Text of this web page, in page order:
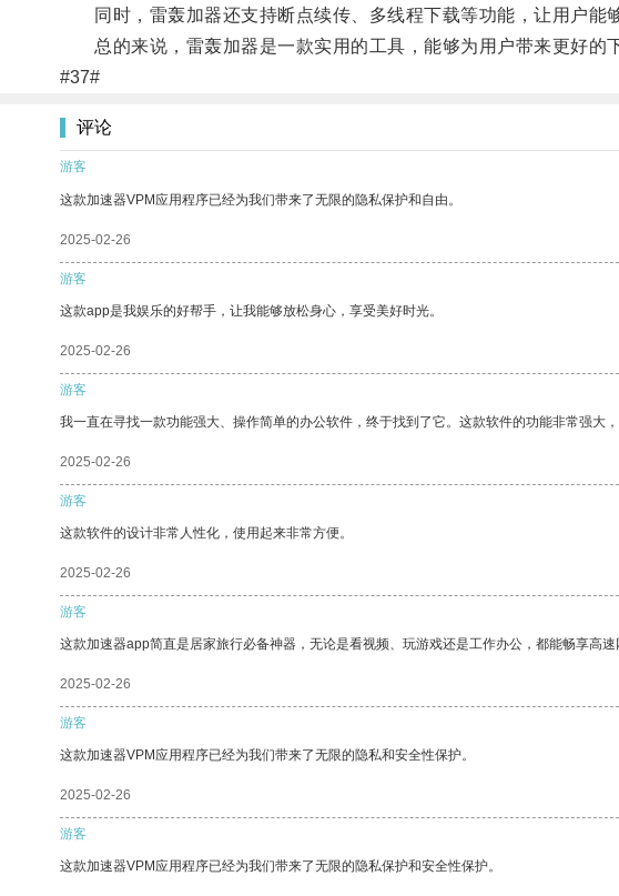
同时，雷轰加器还支持断点续传、多线程下载等功能，让用户能
总的来说，雷轰加器是一款实用的工具，能够为用户带来更好的下
#37#
评论
游客
这款加速器VPM应用程序已经为我们带来了无限的隐私保护和自由。
2025-02-26
游客
这款app是我娱乐的好帮手，让我能够放松身心，享受美好时光。
2025-02-26
游客
我一直在寻找一款功能强大、操作简单的办公软件，终于找到了它。这款软件的功能非常强大
2025-02-26
游客
这款软件的设计非常人性化，使用起来非常方便。
2025-02-26
游客
这款加速器app简直是居家旅行必备神器，无论是看视频、玩游戏还是工作办公，都能畅享高速
2025-02-26
游客
这款加速器VPM应用程序已经为我们带来了无限的隐私和安全性保护。
2025-02-26
游客
这款加速器VPM应用程序已经为我们带来了无限的隐私保护和安全性保护。